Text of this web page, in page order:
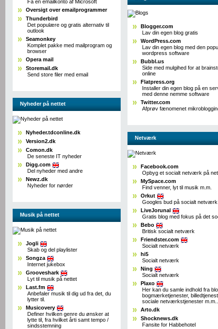
Få en emailkonto af Microsoft
Oversigt over emailprogrammer
Thunderbird
Det populære og gratis alternativ til
outlook
Seamonkey
Komplet pakke med mailprogram og
browser
Opera mail
Storemail.dk
Send store filer med email
Nyheder på nettet
Nyheder.tdconline.dk
Version2.dk
Comon.dk
De seneste IT nyheder
Digg.com
Del nyheder med andre
Newz.dk
Nyheder for nørder
Musik på nettet
Jogli
Skab og del playlister
Songza
Internet jukebox
Grooveshark
Lyt til musik på nettet
Last.fm
Anbefaler musik til dig ud fra det, du
lytter til.
Musicovery
Definer hvilken genre du ønsker at
lytte til, fra hvilket årti samt tempo /
sindsstemning
Blogger.com
Lav din egen blog gratis
WordPress.com
Lav din egen blog med den
wordpress software
Bubbl.us
Side med mulgihed for at
online
Flatpress.org
Installer din egen blog på en
med denne nemme software
Twitter.com
Afprøv fænomenet
Netværk
Facebook.com
Opbyg et socialt netværk på
MySpace.com
Find venner, lyt til musik m.m.
Orkut
Googles bud på socialt netværk
LiveJorunal
Gratis blog med fokus på det
Bebo
Britisk socialt netværk
Friendster.com
Socialt netværk
hi5
Socialt netværk
Ning
Socialt netværk
Plaxo
Her kan du samle indhold fra
bogmærketjenester,
sociale netværkstjenester m.m..
Arto.dk
Shocknews.dk
Fansite for Habbehotel